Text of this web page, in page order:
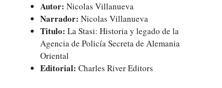
Autor: Nicolas Villanueva
Narrador: Nicolas Villanueva
Titulo: La Stasi: Historia y legado de la
Agencia de Policía Secreta de Alemania
Oriental
Editorial: Charles River Editors